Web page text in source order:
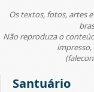
Os textos, fotos, artes
Não reproduza o
impresso,
Santuário